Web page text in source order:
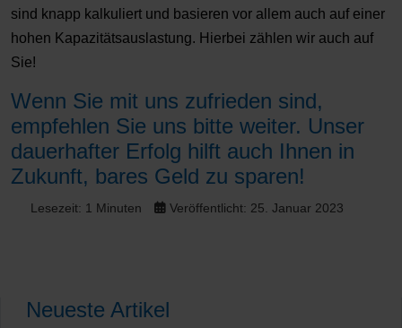
sind knapp kalkuliert und basieren vor allem auch auf einer
hohen Kapazitätsauslastung. Hierbei zählen wir auch auf
Sie!
Wenn Sie mit uns zufrieden sind,
empfehlen Sie uns bitte weiter. Unser
dauerhafter Erfolg hilft auch Ihnen in
Zukunft, bares Geld zu sparen!
Lesezeit: 1 Minuten Veröffentlicht: 25. Januar 2023
Neueste Artikel